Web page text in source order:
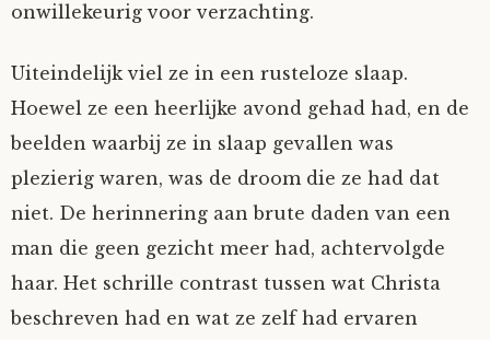
onwillekeurig voor verzachting.
Uiteindelijk viel ze in een rusteloze slaap.
Hoewel ze een heerlijke avond gehad had, en de
beelden waarbij ze in slaap gevallen was
plezierig waren, was de droom die ze had dat
niet. De herinnering aan brute daden van een
man die geen gezicht meer had, achtervolgde
haar. Het schrille contrast tussen wat Christa
beschreven had en wat ze zelf had ervaren